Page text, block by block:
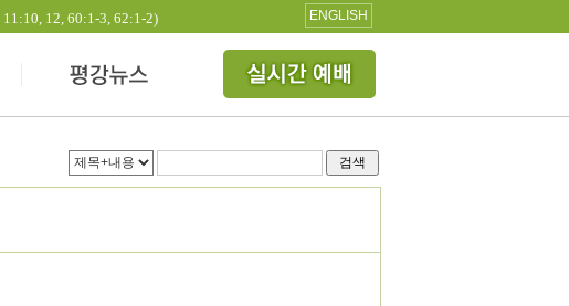
12, 60:1-3, 62:1-2) ENGLISH
검색